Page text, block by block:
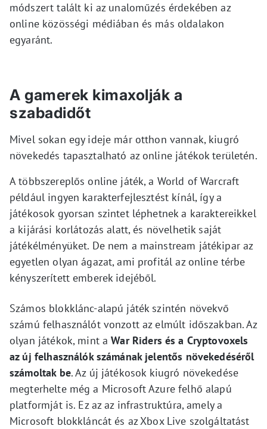
módszert talált ki az unaloműzés érdekében az
online közösségi médiában és más oldalakon
egyaránt.
A gamerek kimaxolják a
szabadidőt
Mivel sokan egy ideje már otthon vannak, kiugró
növekedés tapasztalható az online játékok területén.
A többszereplős online játék, a World of Warcraft
például ingyen karakterfejlesztést kínál, így a
játékosok gyorsan szintet léphetnek a karaktereikkel
a kijárási korlátozás alatt, és növelhetik saját
játékélményüket. De nem a mainstream játékipar az
egyetlen olyan ágazat, ami profitál az online térbe
kényszerített emberek idejéből.
Számos blokklánc-alapú játék szintén növekvő
számú felhasználót vonzott az elmúlt időszakban. Az
olyan játékok, mint aWar Riders és a Cryptovoxels
az új felhasználók számának jelentős növekedéséről
számoltak be. Az új játékosok kiugró növekedése
megterhelte még a Microsoft Azure felhő alapú
platformját is. Ez az az infrastruktúra, amely a
Microsoft blokkláncát és az Xbox Live szolgáltatást